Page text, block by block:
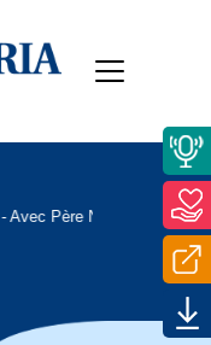
Avec Père Nicolas Sautereau